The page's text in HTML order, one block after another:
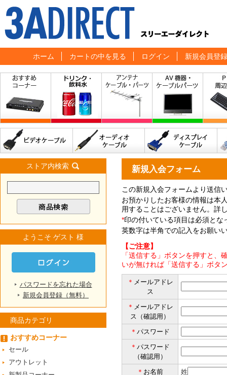
ホーム カートの中を見る ログイン 新規会員登録
新規入会フォーム
この新規入会フォームより送信
お預かりしたお客様の情報は本
用することはございません。詳
*印の付いている項目は必須と
英数字は半角での記入をお願い
【ご注意】
「送信する」ボタンを押すと
いが無ければ「送信する」ボタ
＊ メールアドレ
ス
＊ メールアドレ
ス（確認用）
＊ パスワード
＊ パスワード
（確認用）
＊ お名前
姓
ストア内検索
ようこそ ゲスト 様
パスワードを忘れた場合
新規会員登録（無料）
商品カテゴリ
おすすめコーナー
セール
アウトレット